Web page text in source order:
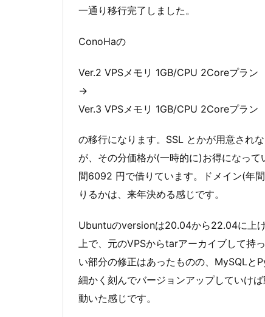
一通り移行完了しました。
ConoHaの
Ver.2 VPSメモリ 1GB/CPU 2Coreプラン
→
Ver.3 VPSメモリ 1GB/CPU 2Coreプラン
の移行になります。SSL とかが用意され
が、その分価格が(一時的に)お得になっ
間6092 円で借りています。ドメイン(年
りるかは、来年決める感じです。
Ubuntuのversionは20.04から22.04に上
上で、元のVPSからtarアーカイブして持
い部分の修正はあったものの、MySQLと
細かく刻んでバージョンアップしていけ
動いた感じです。